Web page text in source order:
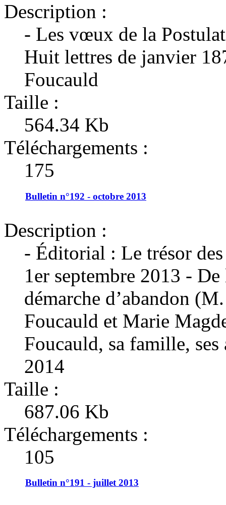
Description :
- Les vœux de la
Huit lettres de janvier
Foucauld
Taille :
564.34 Kb
Téléchargements :
175
Bulletin n°192 - octobre 2013
Description :
- Éditorial : Le trésor
1er septembre 2013 -
démarche d’abandon
Foucauld et Marie
Foucauld, sa famille,
2014
Taille :
687.06 Kb
Téléchargements :
105
Bulletin n°191 - juillet 2013